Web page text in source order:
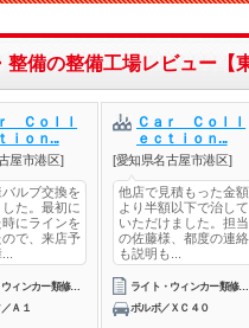
備の整備工場レビュー【
Ｃｏｌｌ
ｉｏｎ...
屋市港区]
ルブ交換を
た。最初に
にラインを
で、来店予
ライト・ウィンカー類修理・整備
Ａ１
Ｃａｒ Ｃｏｌｌ
ｅｃｔｉｏｎ...
[愛知県名古屋市港区]
他店で見積もった金額
より半額以下で治して
いただけました。担当
の佐藤様、都度の連絡
も説明も...
ライト・ウィンカー類修理・整備
ボルボ／ＸＣ４０